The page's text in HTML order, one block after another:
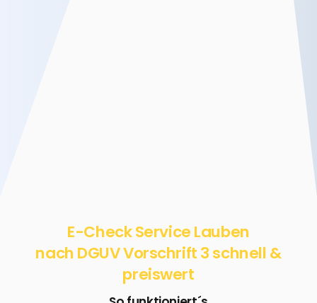
E-Check Service Lauben
nach DGUV Vorschrift 3 schnell &
preiswert